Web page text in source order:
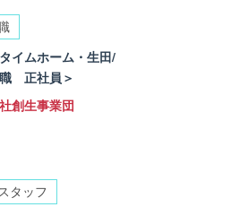
イムホーム・生田/
正社員＞
創生事業団
タッフ